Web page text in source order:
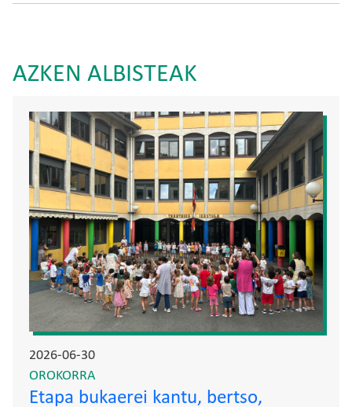
AZKEN ALBISTEAK
Irudia
2026-06-30
OROKORRA
Etapa bukaerei kantu, bertso,